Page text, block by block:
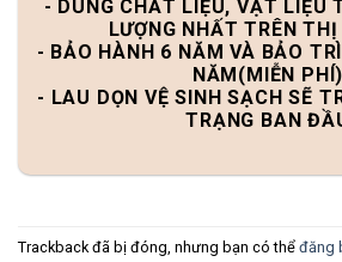
- DÙNG CHẤT LIỆU, VẬT LIỆU
LƯỢNG NHẤT TRÊN THỊ
- BẢO HÀNH 6 NĂM VÀ BẢO
NĂM(MIỄN PHÍ)
- LAU DỌN VỆ SINH SẠCH SẼ
TRẠNG BAN
Trackback đã bị đóng, nhưng bạn có thể đăng